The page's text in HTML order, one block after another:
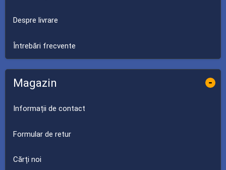
Despre livrare
Întrebări frecvente
Magazin -
Informații de contact
Formular de retur
Cărți noi